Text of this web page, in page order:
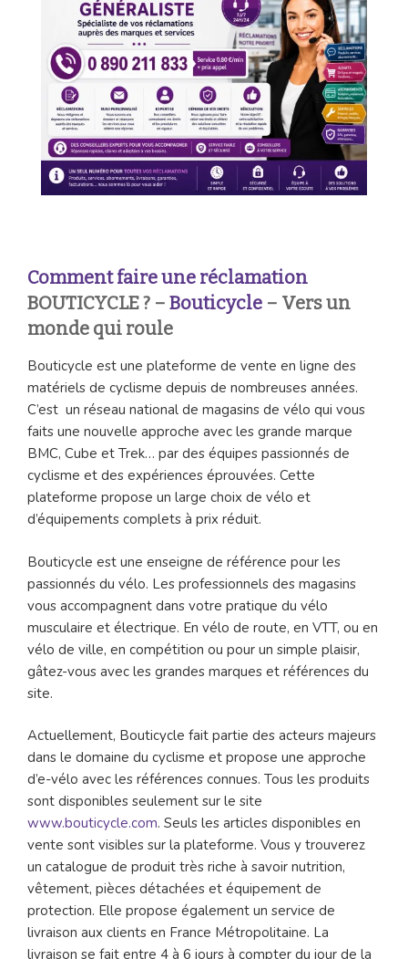
Comment faire une réclamation
BOUTICYCLE ? – Bouticycle – Vers un
monde qui roule
Bouticycle est une plateforme de vente en ligne des
matériels de cyclisme depuis de nombreuses années.
C’est un réseau national de magasins de vélo qui vous
faits une nouvelle approche avec les grande marque
BMC, Cube et Trek… par des équipes passionnés de
cyclisme et des expériences éprouvées. Cette
plateforme propose un large choix de vélo et
d’équipements complets à prix réduit.
Bouticycle est une enseigne de référence pour les
passionnés du vélo. Les professionnels des magasins
vous accompagnent dans votre pratique du vélo
musculaire et électrique. En vélo de route, en VTT, ou en
vélo de ville, en compétition ou pour un simple plaisir,
gâtez-vous avec les grandes marques et références du
site.
Actuellement, Bouticycle fait partie des acteurs majeurs
dans le domaine du cyclisme et propose une approche
d’e-vélo avec les références connues. Tous les produits
sont disponibles seulement sur le site
www.bouticycle.com. Seuls les articles disponibles en
vente sont visibles sur la plateforme. Vous y trouverez
un catalogue de produit très riche à savoir nutrition,
vêtement, pièces détachées et équipement de
protection. Elle propose également un service de
livraison aux clients en France Métropolitaine. La
livraison se fait entre 4 à 6 jours à compter du jour de la